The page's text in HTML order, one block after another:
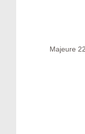
Majeure